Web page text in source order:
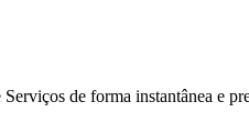
de forma instantânea e